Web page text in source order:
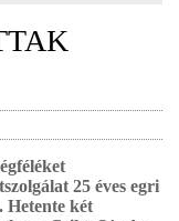
25 éves egri
Hetente két